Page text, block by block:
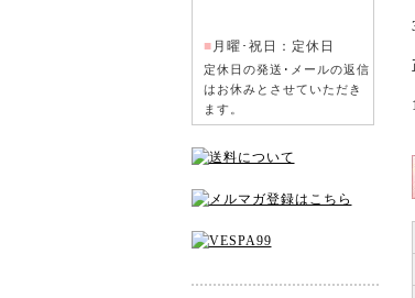
■ 月曜･祝日：定休日
定休日の発送･メールの返信
はお休みとさせていただき
ます。